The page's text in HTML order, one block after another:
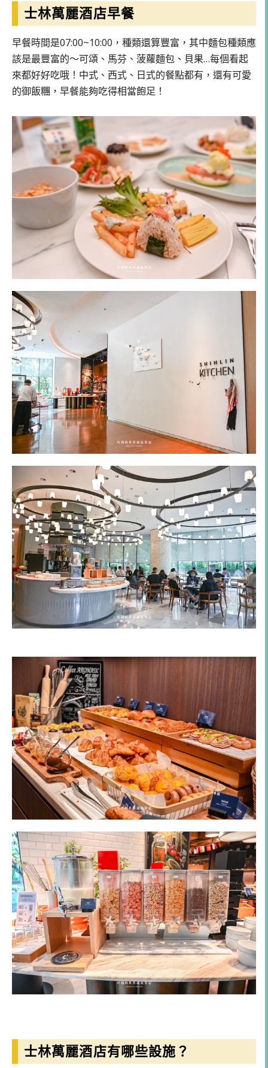
士林萬麗酒店早餐
早餐時間是07:00~10:00，種類還算豐富，其中麵包種類應
該是最豐富的～可頌、馬芬、菠蘿麵包、貝果…每個看起
來都好好吃哦！中式、西式、日式的餐點都有，還有可愛
的御飯糰，早餐能夠吃得相當飽足！
士林萬麗酒店有哪些設施？